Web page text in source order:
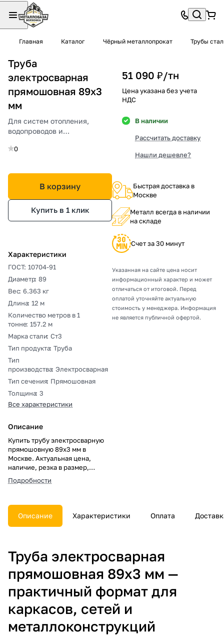
Главная Каталог Чёрный металлопрокат Трубы
Труба
электросварная
прямошовная 89х3
мм
Для систем отопления,
водопроводов и
0
В корзину
Купить в 1 клик
Характеристики
ГОСТ: 10704-91
Диаметр: 89
Вес: 6.363 кг
Длина: 12 м
Количество метров в 1
тонне: 157.2 м
Марка стали: Ст3
Тип продукта: Труба
Тип
производства: Электросварная
Тип сечения: Прямошовная
Толщина: 3
Все характеристики
Описание
Купить трубу электросварную
прямошовную 89х3 мм в
Москве. Актуальная цена,
наличие, резка в размер,
погрузка, доставка, расчет веса
и документы.
Подробности
51 090 ₽/тн
Цена указана без учета
НДС
В наличии
Рассчитать доставку
Нашли дешевле?
Быстрая доставка в
Москве
Металл всегда в наличии
на складе
Счет за 30 минут
Указанная на сайте цена носит
информационный характер и может
отличаться от итоговой. Перед
оплатой уточняйте актуальную
стоимость у менеджера. Информация
не является публичной офертой.
Описание Характеристики Оплата
Труба электросварная
прямошовная 89х3 мм —
практичный формат для
каркасов, сетей и
металлоконструкций